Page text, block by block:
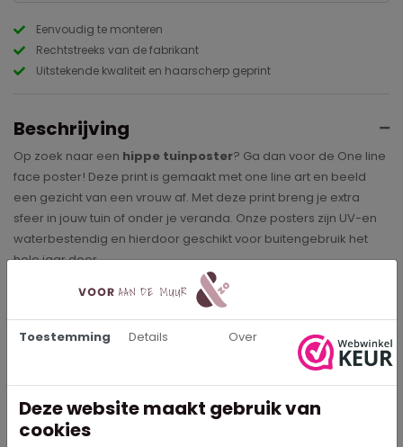
Eenvoudig te monteren
Rechtstreeks van de fabrikant
Uitstekende kwaliteit en haarscherp geprint
Beschrijving
Op zoek naar een hippe tuinposter? Ga dan voor de One line
face poster! Deze print is gemaakt met one line art en beeld
een gezicht van een vrouw af. Met deze print breng je extra
sfeer in jouw tuin of onder je veranda. Onze posters zijn UV-en
waterbestendig en hierdoor geschikt voor buitengebruik het
hele jaar door.
Buitenposters
Onze buitenposters hebben een hoge kleurechtheid waardoor
de prints op de poster heel duidelijk en mooi bedrukt kunnen
worden. De posters kun je heel eenvoudig bevestigen aan je
schutting of balkon met behulp van de ringen die in de print
zitten. Bij het formaat 80x120 en 100x150 zitten de ringen om de
30cm en bij de overige formaten zit in elke hoek een ring.
Toestemming Details Over
Deze website maakt gebruik van
cookies